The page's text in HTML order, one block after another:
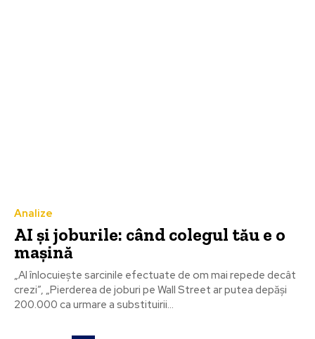
Analize
AI și joburile: când colegul tău e o
mașină
„AI înlocuiește sarcinile efectuate de om mai repede decât
crezi”, „Pierderea de joburi pe Wall Street ar putea depăși
200.000 ca urmare a substituirii...